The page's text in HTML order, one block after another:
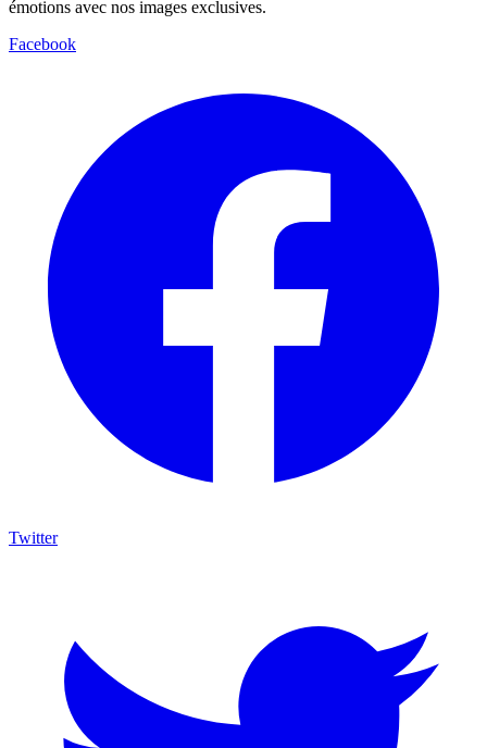
émotions avec nos images exclusives.
Facebook
Twitter